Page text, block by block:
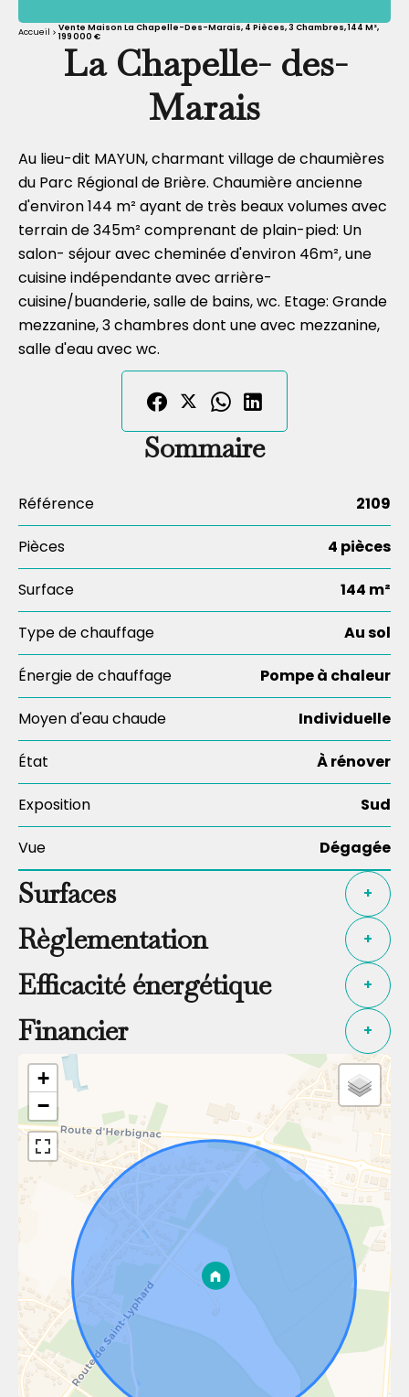
Accueil
Vente Maison La Chapelle-Des-Marais, 4 Pièces, 3 Chambres, 144 M²,
199 000 €
La Chapelle- des-
Marais
Au lieu-dit MAYUN, charmant village de chaumières
du Parc Régional de Brière. Chaumière ancienne
d'environ 144 m² ayant de très beaux volumes avec
terrain de 345m² comprenant de plain-pied: Un
salon- séjour avec cheminée d'environ 46m², une
cuisine indépendante avec arrière-
cuisine/buanderie, salle de bains, wc. Etage: Grande
mezzanine, 3 chambres dont une avec mezzanine,
salle d'eau avec wc.
Sommaire
Référence 2109
Pièces 4 pièces
Surface 144 m²
Type de chauffage Au sol
Énergie de chauffage Pompe à chaleur
Moyen d'eau chaude Individuelle
État À rénover
Exposition Sud
Vue Dégagée
Surfaces +
Règlementation +
Efficacité énergétique +
Financier +
+
−